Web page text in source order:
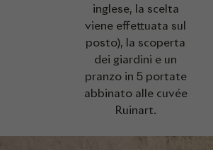
inglese, la scelta
viene effettuata sul
posto), la scoperta
dei giardini e un
pranzo in 5 portate
abbinato alle cuvée
Ruinart.